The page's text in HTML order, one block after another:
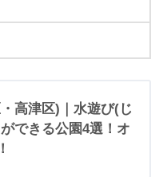
高津区)｜水遊び(じ
できる公園4選！オ